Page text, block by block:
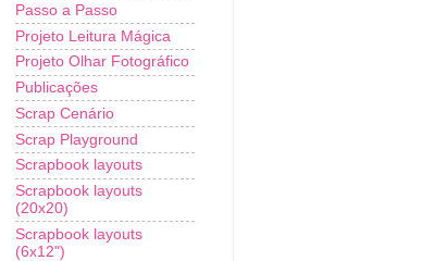
Passo a Passo
Projeto Leitura Mágica
Projeto Olhar Fotográfico
Publicações
Scrap Cenário
Scrap Playground
Scrapbook layouts
Scrapbook layouts
(20x20)
Scrapbook layouts
(6x12")